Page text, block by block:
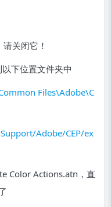
关闭它！
下位置文件夹中
Files\Adobe\C
Adobe/CEP/ex
Color Actions.atn，直